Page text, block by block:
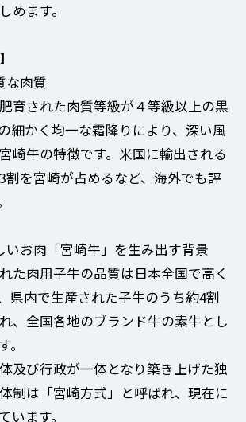
めます。
な肉質
育された肉質等級が４等級以上の黒
細かく均一な霜降りにより、深い風
崎牛の特徴です。米国に輸出される
割を宮崎が占めるなど、海外でも評
いお肉「宮崎牛」を生み出す背景
た肉用子牛の品質は日本全国で高く
県内で生産された子牛のうち約4割
、全国各地のブランド牛の素牛とし
及び行政が一体となり築き上げた独
制は「宮崎方式」と呼ばれ、現在に
います。